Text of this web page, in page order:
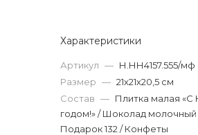
Характеристики
Артикул — Н.НН4157.555/мф
Размер — 21х21х20,5 см
Состав — Плитка малая
годом!» / Шоколад молочный
Подарок 132 / Конфеты